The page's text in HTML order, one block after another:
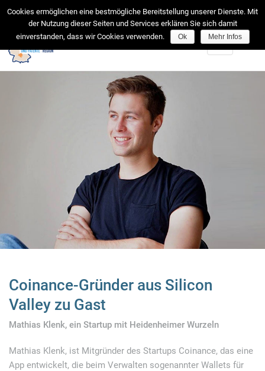
facebook
Toggle
Coinance-Gründer aus Silicon
Valley zu Gast
Mathias Klenk, ein Startup mit Heidenheimer Wurzeln
Mathias Klenk, ist Mitgründer des Startups Coinance, das eine
App entwickelt, die beim Verwalten sogenannter Wallets für
Cookies ermöglichen eine bestmögliche Bereitstellung unserer Dienste. Mit
der Nutzung dieser Seiten und Services erklären Sie sich damit
einverstanden, dass wir Cookies verwenden.
Ok Mehr Infos